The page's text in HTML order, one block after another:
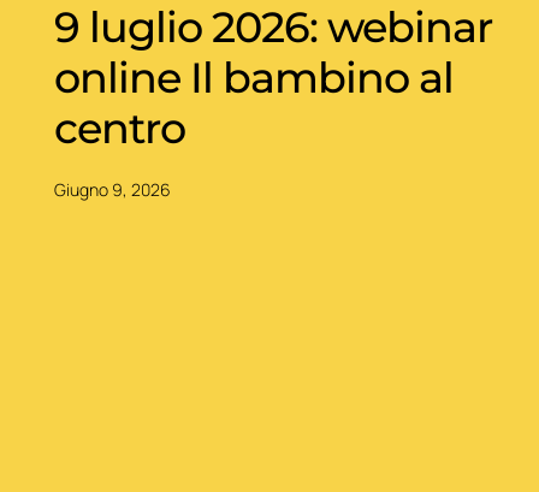
9 luglio 2026: webinar
online Il bambino al
centro
Giugno 9, 2026